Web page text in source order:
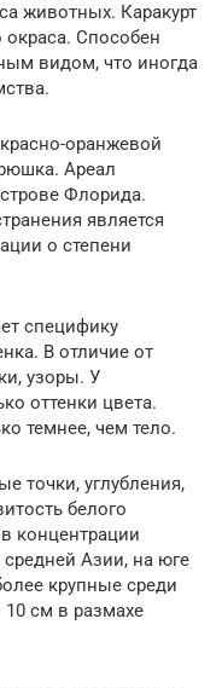
животных. Каракурт
Способен
видом, что иногда
оранжевой
Ареал
Флорида.
является
о степени
специфику
В отличие от
узоры. У
оттенки цвета.
темнее, чем тело.
точки, углубления,
белого
в концентрации
Азии, на юге
крупные среди
10 см в размахе